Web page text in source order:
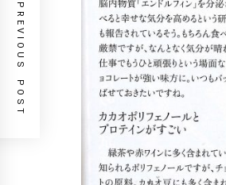
PREVIOUS POST